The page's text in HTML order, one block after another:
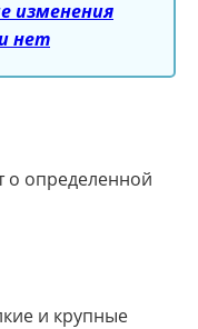
изменения
нет
о определенной
и крупные